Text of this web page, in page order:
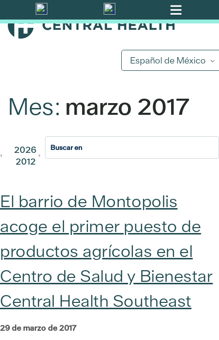
al
contenido
Español de México
Mes: marzo 2017
2026 2025
2012
2011
El barrio de Montopolis
acoge el primer puesto de
productos agrícolas en el
Centro de Salud y Bienestar
Central Health Southeast
29 de marzo de 2017